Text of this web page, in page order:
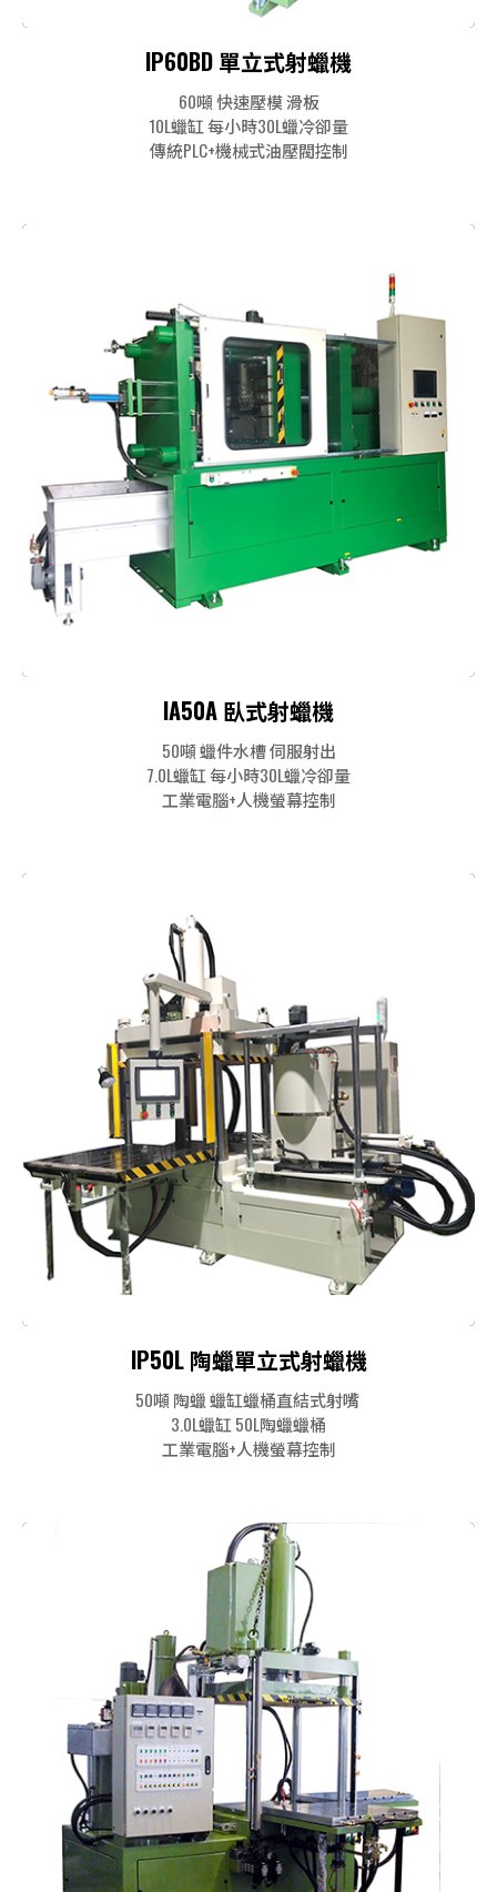
IP60BD 單立式射蠟機
60噸 快速壓模 滑板
10L蠟缸 每小時30L蠟冷卻量
傳統PLC+機械式油壓閥控制
IA50A 臥式射蠟機
50噸 蠟件水槽 伺服射出
7.0L蠟缸 每小時30L蠟冷卻量
工業電腦+人機螢幕控制
IP50L 陶蠟單立式射蠟機
50噸 陶蠟 蠟缸蠟桶直結式射嘴
3.0L蠟缸 50L陶蠟蠟桶
工業電腦+人機螢幕控制